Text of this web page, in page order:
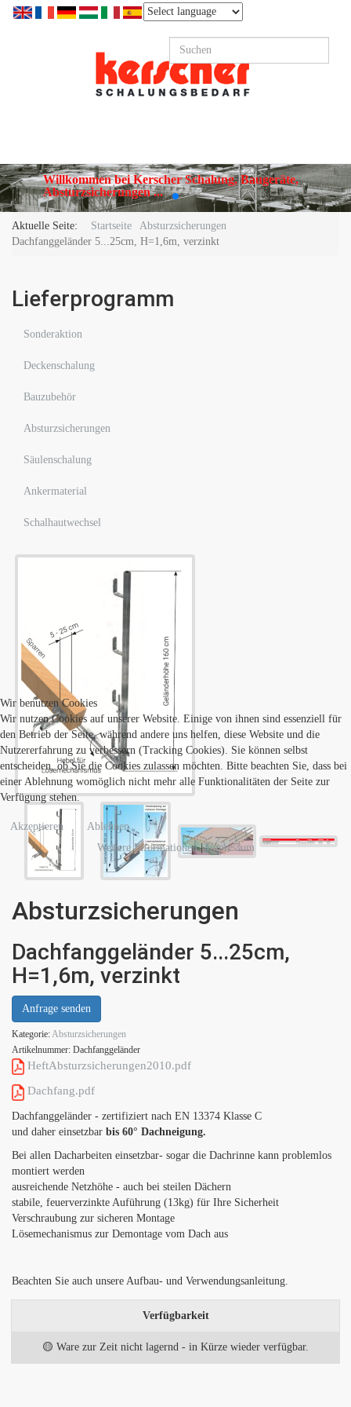
Willkommen bei Kerscher Schalung, Baugeräte,
Absturzsicherungen ...
Aktuelle Seite: Startseite
Absturzsicherungen
Dachfanggeländer 5...25cm, H=1,6m, verzinkt
Lieferprogramm
Sonderaktion
Deckenschalung
Bauzubehör
Absturzsicherungen
Säulenschalung
Ankermaterial
Schalhautwechsel
Absturzsicherungen
Dachfanggeländer 5...25cm,
H=1,6m, verzinkt
Anfrage senden
Kategorie:Absturzsicherungen
Artikelnummer: Dachfanggeländer
HeftAbsturzsicherungen2010.pdf
Dachfang.pdf
Dachfanggeländer - zertifiziert nach EN 13374 Klasse C
und daher einsetzbar bis 60° Dachneigung.
Bei allen Dacharbeiten einsetzbar- sogar die Dachrinne kann problemlos
montiert werden
ausreichende Netzhöhe - auch bei steilen Dächern
stabile, feuerverzinkte Auführung (13kg) für Ihre Sicherheit
Verschraubung zur sicheren Montage
Lösemechanismus zur Demontage vom Dach aus
Beachten Sie auch unsere Aufbau- und Verwendungsanleitung.
Verfügbarkeit
🟡 Ware zur Zeit nicht lagernd - in Kürze wieder verfügbar.
Wir benutzen Cookies
Wir nutzen Cookies auf unserer Website. Einige von ihnen sind essenziell für
den Betrieb der Seite, während andere uns helfen, diese Website und die
Nutzererfahrung zu verbessern (Tracking Cookies). Sie können selbst
entscheiden, ob Sie die Cookies zulassen möchten. Bitte beachten Sie, dass bei
einer Ablehnung womöglich nicht mehr alle Funktionalitäten der Seite zur
Verfügung stehen.
Akzeptieren
Ablehnen
Weitere Informationen|Impressum